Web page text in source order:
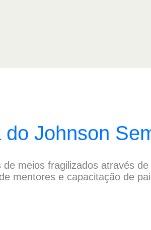
Johnson
meios fragilizados através
mentores e capacitação de